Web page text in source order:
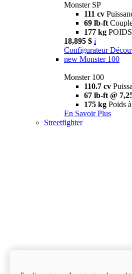
Monster SP
111 cv
69 lb-ft
177 kg
18,895 $ i
Configurateur
new Monster 100
Monster 100
110.7 cv
67 lb-ft @
175 kg Poids
En Savoir Plus
Streetfighter